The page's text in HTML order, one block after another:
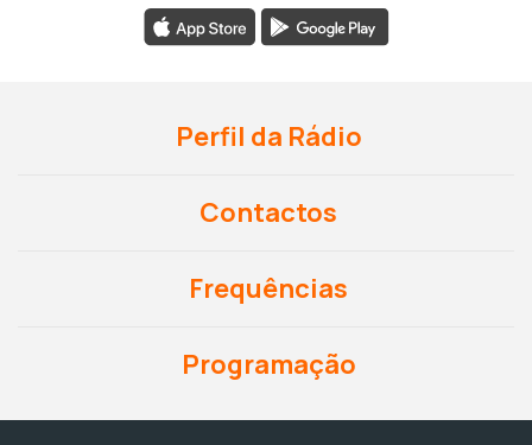
Perfil da Rádio
Contactos
Frequências
Programação